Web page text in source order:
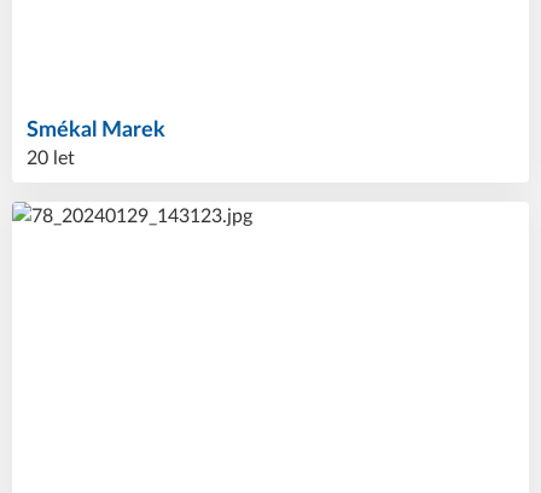
Marek
Smékal
20 let